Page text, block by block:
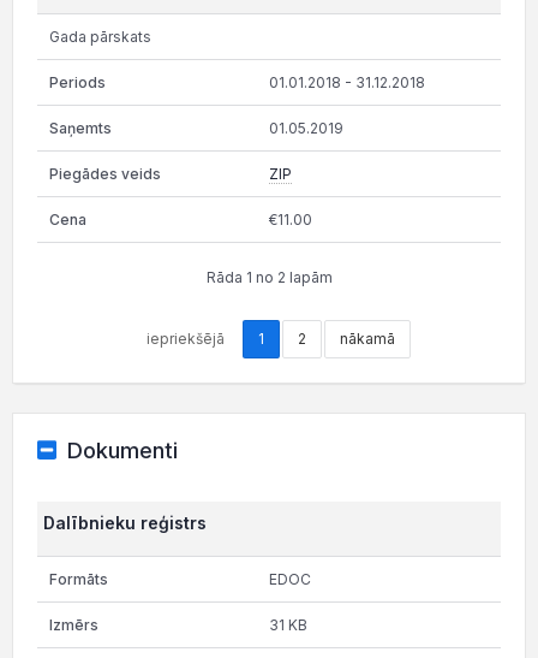
Gada pārskats
01.01.2018 - 31.12.2018
01.05.2019
ZIP
€11.00
Rāda 1 no 2 lapām
iepriekšējā 1 2 nākamā
Dokumenti
Dalībnieku reģistrs
EDOC
31 KB